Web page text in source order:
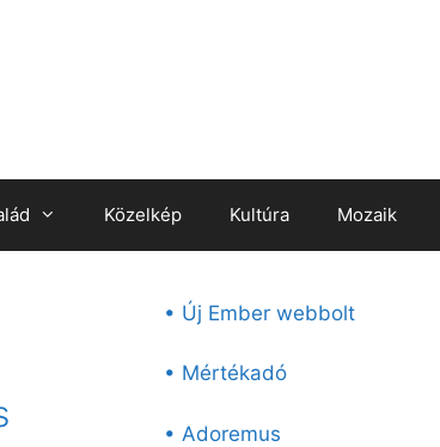
Közelkép Kultúra Mozaik
• Új Ember webbolt
• Mértékadó
• Adoremus